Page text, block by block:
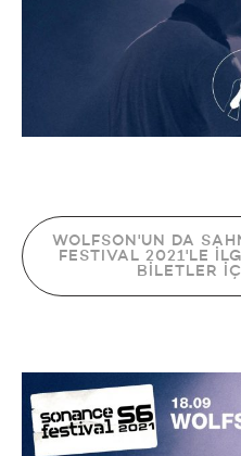
WOLFSON'UN DA
FESTIVAL 2021'LE
BİLETLER